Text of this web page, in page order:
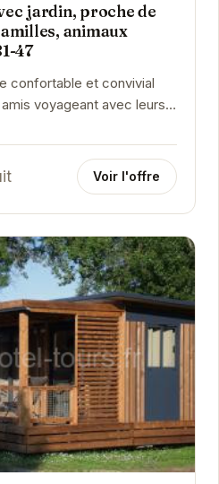
jardin, proche de
animaux
47
confortable et convivial
voyageant avec leurs
Situé à proximité de...
Voir l'offre